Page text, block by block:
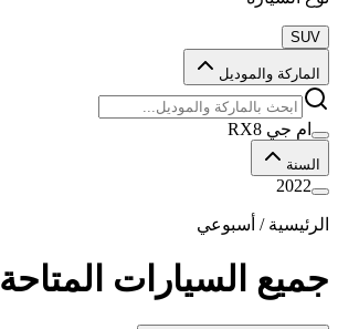
SUV
الماركة والموديل
ام جي RX8
السنة
2022
الرئيسية / أسبوعي
جميع السيارات المتاحة